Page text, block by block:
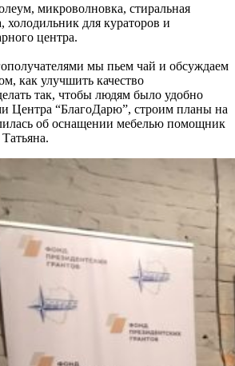
микроволновка, стиральная
холодильник для кураторов и
центра.
мы пьем чай и обсуждаем
как улучшить качество
так, чтобы людям было удобно
Центра “БлагоДарю”, строим планы на
об оснащении мебелью помощник